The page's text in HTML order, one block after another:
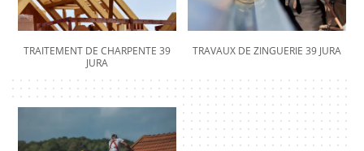
TRAITEMENT DE CHARPENTE 39
JURA
TRAVAUX DE ZINGUERIE 39 JURA